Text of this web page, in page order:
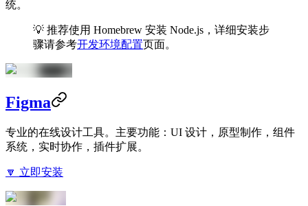
统。
💡 推荐使用 Homebrew 安装 Node.js，详细安装步
骤请参考开发环境配置页面。
Figma
专业的在线设计工具。主要功能：UI 设计，原型制作，组件
系统，实时协作，插件扩展。
🔽 立即安装